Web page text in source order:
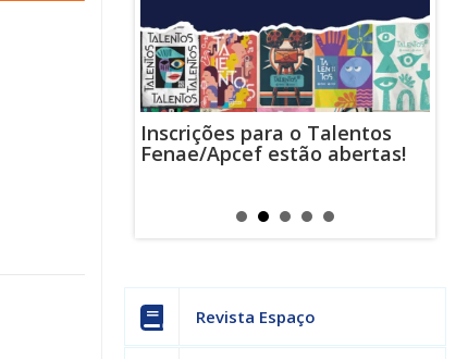
Inscrições para o Talentos
Fenae/Apcef estão abertas!
Revista Espaço